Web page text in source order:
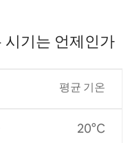
시기는 언제인가
평균 기온
20°C